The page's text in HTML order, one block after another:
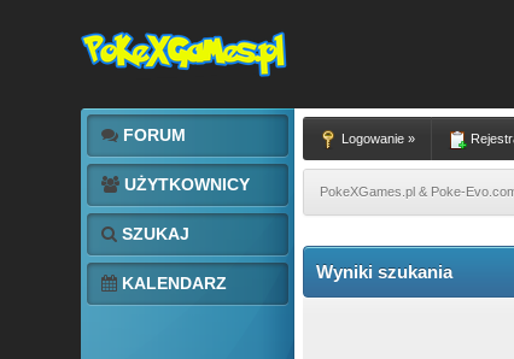
FORUM
UŻYTKOWNICY
SZUKAJ
KALENDARZ
Logowanie »
PokeXGames.pl & Poke-
Wyniki szukania